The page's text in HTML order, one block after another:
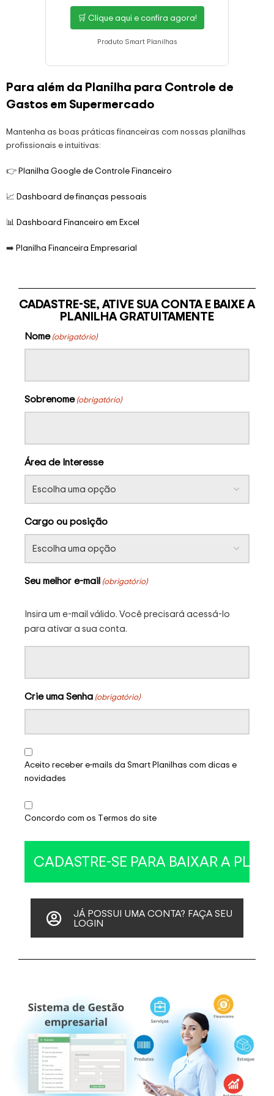
🛒 Clique aqui e confira agora!
Produto Smart Planilhas
Para além da Planilha para Controle de
Gastos em Supermercado
Mantenha as boas práticas financeiras com nossas planilhas
profissionais e intuitivas:
👉Planilha Google de Controle Financeiro
📈 Dashboard de finanças pessoais
📊 Dashboard Financeiro em Excel
➡️ Planilha Financeira Empresarial
CADASTRE-SE, ATIVE SUA CONTA E BAIXE A
PLANILHA GRATUITAMENTE
Nome (obrigatório)
Sobrenome (obrigatório)
Área de Interesse
Cargo ou posição
Seu melhor e-mail (obrigatório)
Insira um e-mail válido. Você precisará acessá-lo
para ativar a sua conta.
Crie uma Senha (obrigatório)
Aceito receber e-mails da Smart Planilhas com dicas e
novidades
Concordo com os Termos do site
JÁ POSSUI UMA CONTA? FAÇA SEU
LOGIN